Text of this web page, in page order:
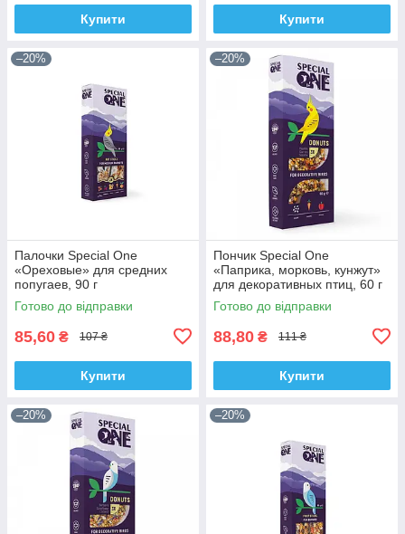
Купити Купити
–20%
Палочки Speciаl One
«Ореховые» для средних
попугаев, 90 г
Готово до відправки
85,60 ₴ 107 ₴
Купити
–20%
Пончик Speciаl One
«Паприка, морковь, кунжут»
для декоративных птиц, 60 г
Готово до відправки
88,80 ₴ 111 ₴
Купити
–20% –20%